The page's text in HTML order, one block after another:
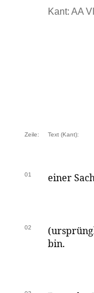
Kant: AA
Zeile: Text (Kant):
01 einer
02
bin.